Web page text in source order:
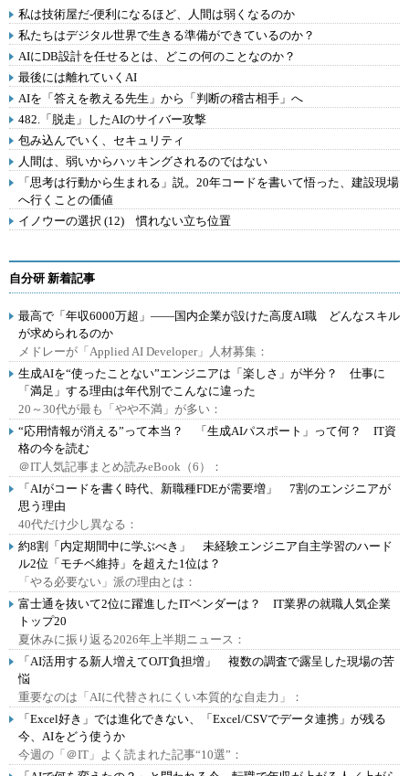
私は技術屋だ-便利になるほど、人間は弱くなるのか
私たちはデジタル世界で生きる準備ができているのか？
AIにDB設計を任せるとは、どこの何のことなのか？
最後には離れていくAI
AIを「答えを教える先生」から「判断の稽古相手」へ
482.「脱走」したAIのサイバー攻撃
包み込んでいく、セキュリティ
人間は、弱いからハッキングされるのではない
「思考は行動から生まれる」説。20年コードを書いて悟った、建設現場
へ行くことの価値
イノウーの選択 (12) 慣れない立ち位置
自分研 新着記事
最高で「年収6000万超」――国内企業が設けた高度AI職 どんなスキル
が求められるのか
メドレーが「Applied AI Developer」人材募集：
生成AIを“使ったことない”エンジニアは「楽しさ」が半分？ 仕事に
「満足」する理由は年代別でこんなに違った
20～30代が最も「やや不満」が多い：
“応用情報が消える”って本当？ 「生成AIパスポート」って何？ IT資
格の今を読む
＠IT人気記事まとめ読みeBook（6）：
「AIがコードを書く時代、新職種FDEが需要増」 7割のエンジニアが
思う理由
40代だけ少し異なる：
約8割「内定期間中に学ぶべき」 未経験エンジニア自主学習のハード
ル2位「モチベ維持」を超えた1位は？
「やる必要ない」派の理由とは：
富士通を抜いて2位に躍進したITベンダーは？ IT業界の就職人気企業
トップ20
夏休みに振り返る2026年上半期ニュース：
「AI活用する新人増えてOJT負担増」 複数の調査で露呈した現場の苦
悩
重要なのは「AIに代替されにくい本質的な自走力」：
「Excel好き」では進化できない、「Excel/CSVでデータ連携」が残る
今、AIをどう使うか
今週の「＠IT」よく読まれた記事“10選”：